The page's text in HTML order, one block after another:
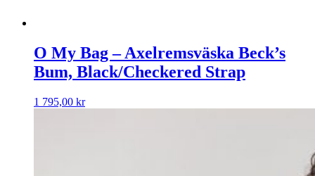
O My Bag – Axelremsväska Beck’s
Bum, Black/Checkered Strap
1 795,00 kr